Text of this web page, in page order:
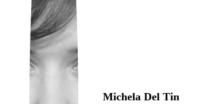
Ukrainian
Michela Del Tin